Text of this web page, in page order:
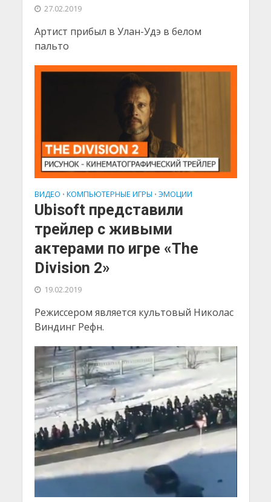
27.02.2019
Артист прибыл в Улан-Удэ в белом
пальто
ВИДЕО • КОМПЬЮТЕРНЫЕ ИГРЫ • ЭМОЦИИ
Ubisoft представили
трейлер с живыми
актерами по игре «The
Division 2»
19.02.2019
Режиссером является культовый Николас
Виндинг Рефн.